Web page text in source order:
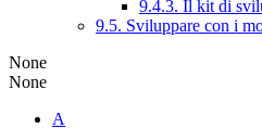
9.4.3. Il kit di
9.5. Sviluppare con i
None
None
A